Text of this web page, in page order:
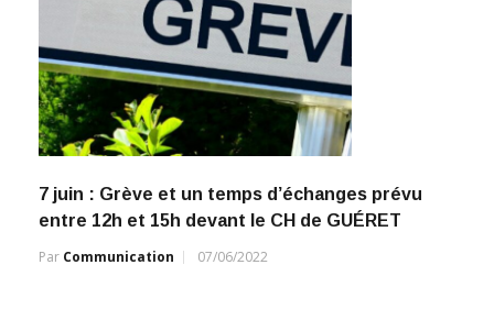
7 juin : Grève et un temps d’échanges prévu
entre 12h et 15h devant le CH de GUÉRET
Par Communication 07/06/2022